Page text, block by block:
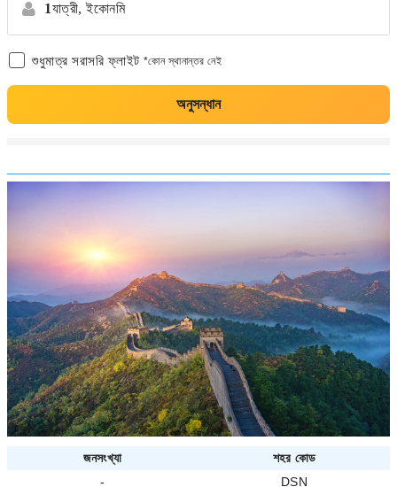
1যাত্রী, ইকোনমি
শুধুমাত্র সরাসরি ফ্লাইট *কোন স্থানান্তর নেই
অনুসন্ধান
জনসংখ্যা
শহর কোড
-
DSN